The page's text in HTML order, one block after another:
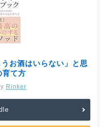
お酒はいらない」と思
育て方
Rinker